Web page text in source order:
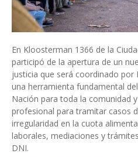
En Kloosterman 1366 de la
participó de la apertura de un
justicia que será coordinado por
una herramienta fundamental
Nación para toda la comunidad
profesional para tramitar casos
irregularidad en la cuota
laborales, mediaciones y
DNI.